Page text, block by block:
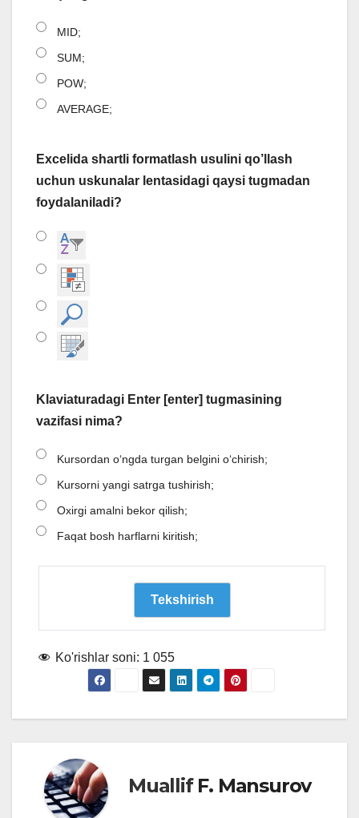
MID;
SUM;
POW;
AVERAGE;
Excelida shartli formatlash usulini qo’llash
uchun uskunalar lentasidagi qaysi tugmadan
foydalaniladi?
Klaviaturadagi Enter [enter] tugmasining
vazifasi nima?
Kursordan o‘ngda turgan belgini o‘chirish;
Kursorni yangi satrga tushirish;
Oxirgi amalni bekor qilish;
Faqat bosh harflarni kiritish;
Ko'rishlar soni: 1 055
Muallif F. Mansurov